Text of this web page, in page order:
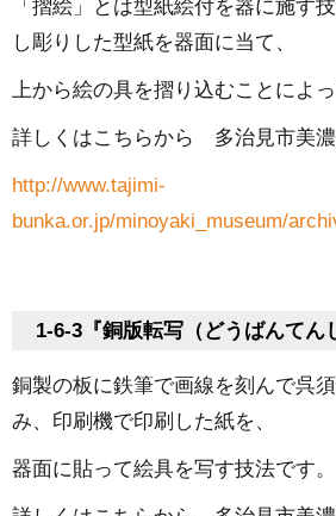
「摺絵」とは型紙絵付を器に施す
し彫りした型紙を器面に当て、
上から絵の具を摺り込むことによ
詳しくはこちらから 多治見市美
http://www.tajimi-
bunka.or.jp/minoyaki_museum/
1-6-3『銅版転写（どうばんてん
銅製の板に鉄筆で画線を刻んで呉
み、印刷機で印刷した紙を、
器面に貼って絵具を写す技法です。